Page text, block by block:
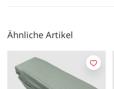
Ähnliche Artikel
Merken